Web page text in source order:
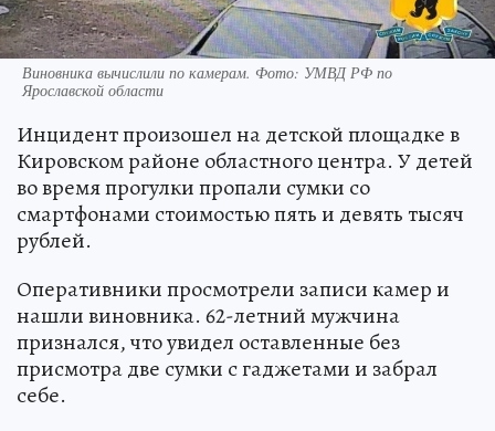
Виновника вычислили по камерам. Фото: УМВД РФ по
Ярославской области
Инцидент произошел на детской площадке в
Кировском районе областного центра. У детей
во время прогулки пропали сумки со
смартфонами стоимостью пять и девять тысяч
рублей.
Оперативники просмотрели записи камер и
нашли виновника. 62-летний мужчина
признался, что увидел оставленные без
присмотра две сумки с гаджетами и забрал
себе.